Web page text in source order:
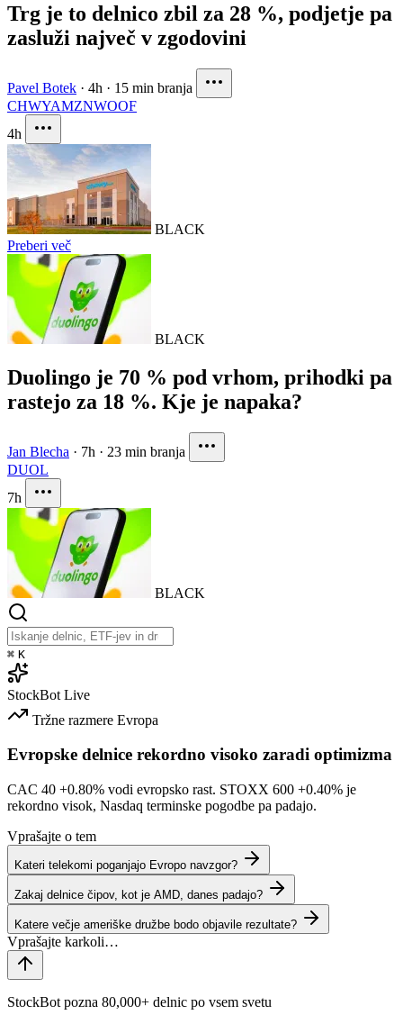
Trg je to delnico zbil za 28 %, podjetje pa
zasluži največ v zgodovini
Pavel Botek · 4h · 15 min branja
CHWYAMZNWOOF
4h
BLACK
Preberi več
BLACK
Duolingo je 70 % pod vrhom, prihodki pa
rastejo za 18 %. Kje je napaka?
Jan Blecha · 7h · 23 min branja
DUOL
7h
BLACK
⌘ K
StockBot Live
Tržne razmere Evropa
Evropske delnice rekordno visoko zaradi optimizma
CAC 40 +0.80% vodi evropsko rast. STOXX 600 +0.40% je
rekordno visok, Nasdaq terminske pogodbe pa padajo.
Vprašajte o tem
Kateri telekomi poganjajo Evropo navzgor?
Zakaj delnice čipov, kot je AMD, danes padajo?
Katere večje ameriške družbe bodo objavile rezultate?
StockBot pozna 80,000+ delnic po vsem svetu